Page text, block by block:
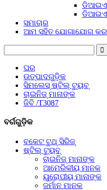
ସମାଚାର
ଆମ ସହିତ ଯୋଗାଯୋଗ
ଘର
ଉତ୍ପାଦଗୁଡ଼ିକ
ସିମଲେସ୍ ଷ୍ଟିଲ୍ ଟ୍ୟୁବ୍
ଚାଇନିଜ୍ ମାନାଙ୍କ
ଜିବି /T3087
ବର୍ଗଗୁଡ଼ିକ
ବକେଟ ଟୁଥ୍ ସିରିଜ୍
ଷ୍ଟିଲ୍ ଟ୍ୟୁବ୍
ଚାଇନିଜ୍ ମାନାଙ୍କ
ଆମେରିକୀୟ ମାନକ
ୟୁରୋପୀୟ ମାନାଙ୍କ
ଜର୍ମାନ ମାନକ